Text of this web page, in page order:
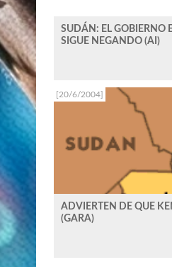
SUDÁN: EL GOBIERNO
SIGUE NEGANDO (AI)
ADVIERTEN DE QUE
(GARA)
[20/6/2004]